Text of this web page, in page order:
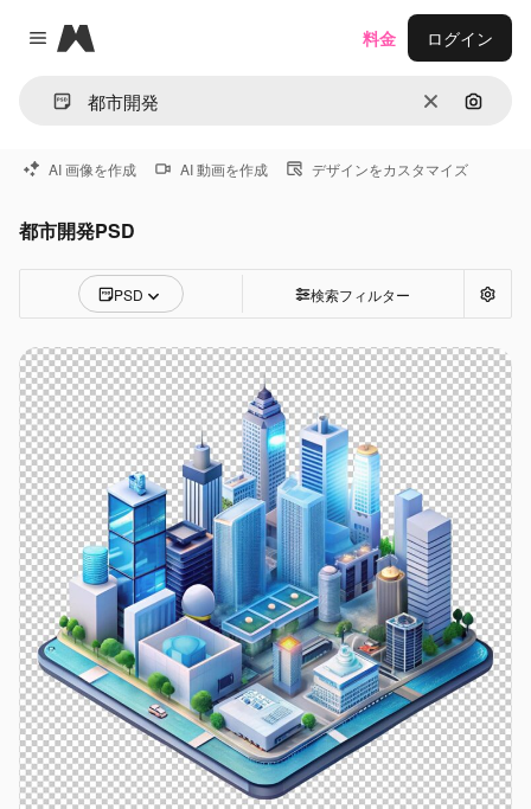
Close menu
Magnific
消去 画像で
料金 ログイン
AI 画像を作成 AI 動画を作成 デザインをカスタマイズ
都市開発PSD
PSD 検索フィルター